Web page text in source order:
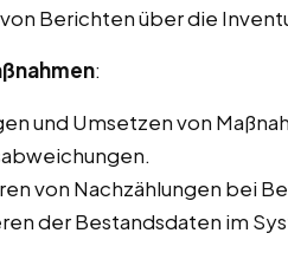
Berichten über die
:
und Umsetzen von
von Nachzählungen bei
der Bestandsdaten im